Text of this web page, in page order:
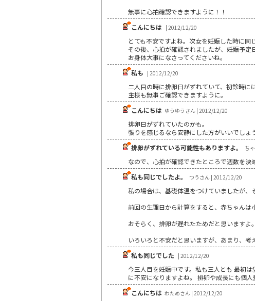
無事に心拍確認できますように！！
こんにちは | 2012/12/20
とても不安ですよね。次女を妊娠した時に同
その後、心拍が確認されましたが、妊娠予定
お身体大事になさってくださいね。
私も | 2012/12/20
二人目の時に排卵日がずれていて、初診時に
主様も無事ご確認できますように。
こんにちは ゆうゆうさん | 2012/12/20
排卵日がずれていたのかも。
張りを感じるなら安静にした方がいいでしょ
排卵がずれている可能性もありますよ。
ち
なので、心拍が確認できたところで週数を決
私も同じでしたよ。
つうさん | 2012/12/20
私の場合は、基礎体温をつけていましたが、
前回の生理日から計算をすると、赤ちゃんは
おそらく、排卵が遅れたためだと思いますよ。
いろいろと不安だと思いますが、あまり、考
私も同じでした | 2012/12/20
今三人目を妊娠中です。私も三人とも 最初
に不安になりますよね。 排卵や成長にも個
こんにちは わためさん | 2012/12/20